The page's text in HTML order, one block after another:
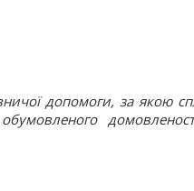
допомоги, за якою